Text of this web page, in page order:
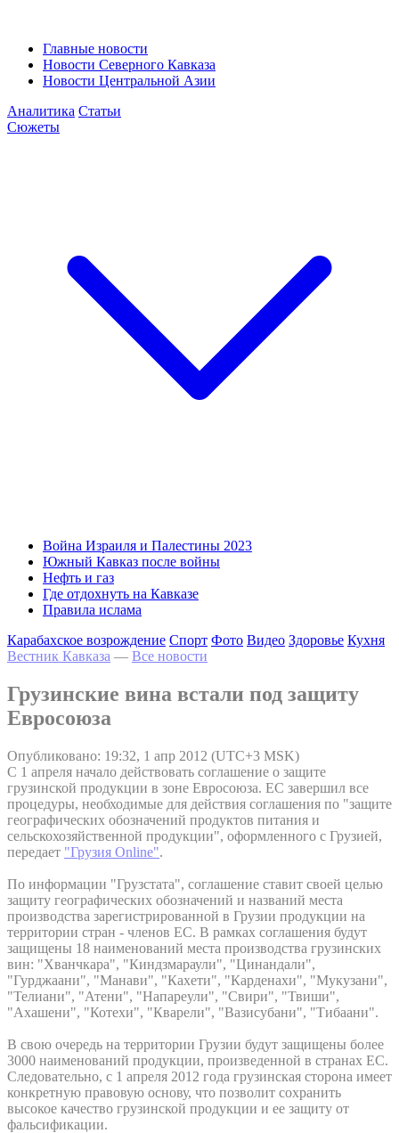
Главные новости
Новости Северного Кавказа
Новости Центральной Азии
Аналитика Статьи
Сюжеты
Война Израиля и Палестины 2023
Южный Кавказ после войны
Нефть и газ
Где отдохнуть на Кавказе
Правила ислама
Карабахское возрождение Спорт Фото Видео Здоровье Кухня
Вестник Кавказа — Все новости
Грузинские вина встали под защиту
Евросоюза
Опубликовано: 19:32, 1 апр 2012 (UTC+3 MSK)
С 1 апреля начало действовать соглашение о защите
грузинской продукции в зоне Евросоюза. ЕС завершил все
процедуры, необходимые для действия соглашения по "защите
географических обозначений продуктов питания и
сельскохозяйственной продукции", оформленного с Грузией,
передает "Грузия Online".
По информации "Грузстата", соглашение ставит своей целью
защиту географических обозначений и названий места
производства зарегистрированной в Грузии продукции на
территории стран - членов ЕС. В рамках соглашения будут
защищены 18 наименований места производства грузинских
вин: "Хванчкара", "Киндзмараули", "Цинандали",
"Гурджаани", "Манави", "Кахети", "Карденахи", "Мукузани",
"Телиани", "Атени", "Напареули", "Свири", "Твиши",
"Ахашени", "Котехи", "Кварели", "Вазисубани", "Тибаани".
В свою очередь на территории Грузии будут защищены более
3000 наименований продукции, произведенной в странах ЕС.
Следовательно, с 1 апреля 2012 года грузинская сторона имеет
конкретную правовую основу, что позволит сохранить
высокое качество грузинской продукции и ее защиту от
фальсификации.